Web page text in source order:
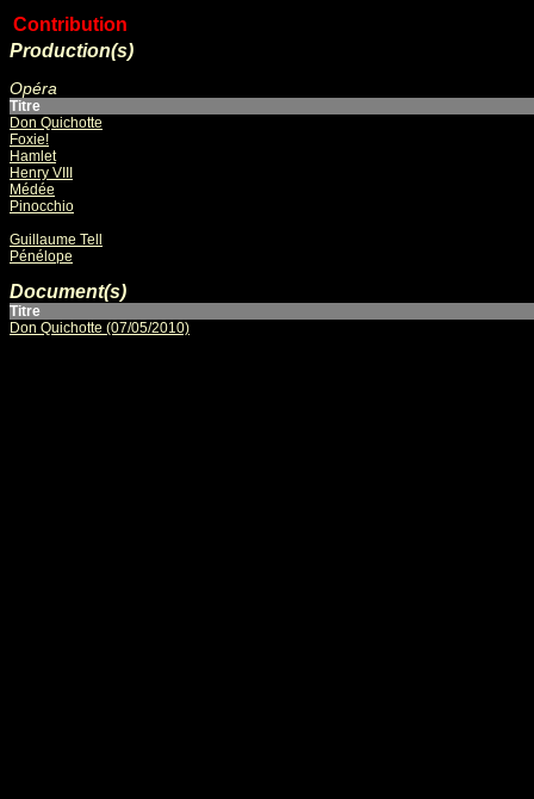
Contribution
Production(s)
Opéra
Titre
Don Quichotte
Foxie!
Hamlet
Henry VIII
Médée
Pinocchio
Guillaume Tell
Pénélope
Document(s)
Titre
Don Quichotte (07/05/2010)